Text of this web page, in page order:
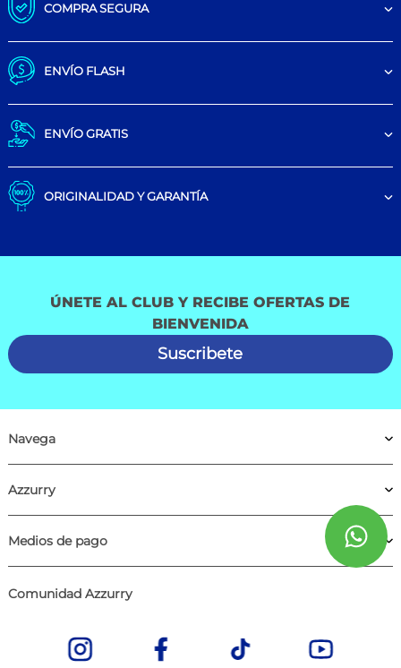
COMPRA SEGURA
ENVÍO FLASH
ENVÍO GRATIS
ORIGINALIDAD Y GARANTÍA
ÚNETE AL CLUB Y RECIBE OFERTAS DE
BIENVENIDA
Suscribete
Navega
Azzurry
Medios de pago
Comunidad Azzurry